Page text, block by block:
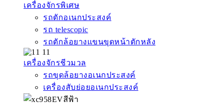
เครื่องจักรพิเศษ
รถตักอเนกประสงค์
รถ telescopic
รถตักล้อยางแขนขุดหน้าตักหลัง
เครื่องจักรชีวมวล
รถขุดล้อยางอเนกประสงค์
เครื่องสับย่อยอเนกประสงค์